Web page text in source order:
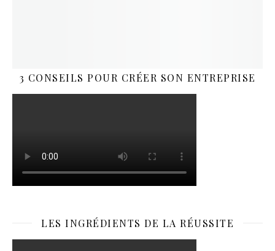
3 CONSEILS POUR CRÉER SON ENTREPRISE
LES INGRÉDIENTS DE LA RÉUSSITE